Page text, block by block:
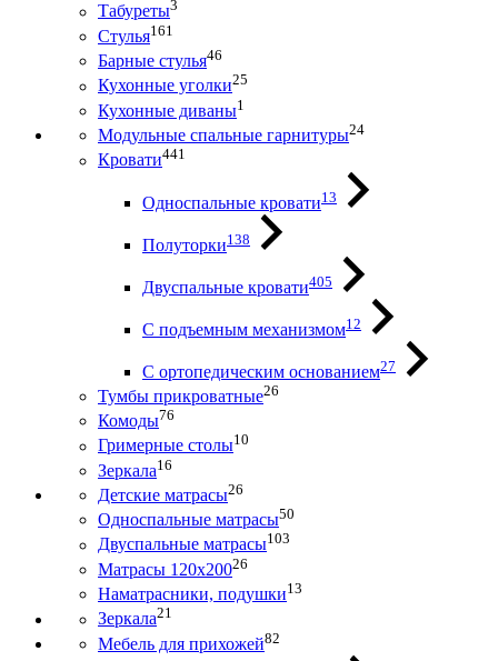
Табуреты3
Стулья161
Барные стулья46
Кухонные уголки25
Кухонные диваны1
Модульные спальные гарнитуры24
Кровати441
Односпальные кровати13
Полуторки138
Двуспальные кровати405
С подъемным механизмом12
С ортопедическим основанием27
Тумбы прикроватные26
Комоды76
Гримерные столы10
Зеркала16
Детские матрасы26
Односпальные матрасы50
Двуспальные матрасы103
Матрасы 120х20026
Наматрасники, подушки13
Зеркала21
Мебель для прихожей82